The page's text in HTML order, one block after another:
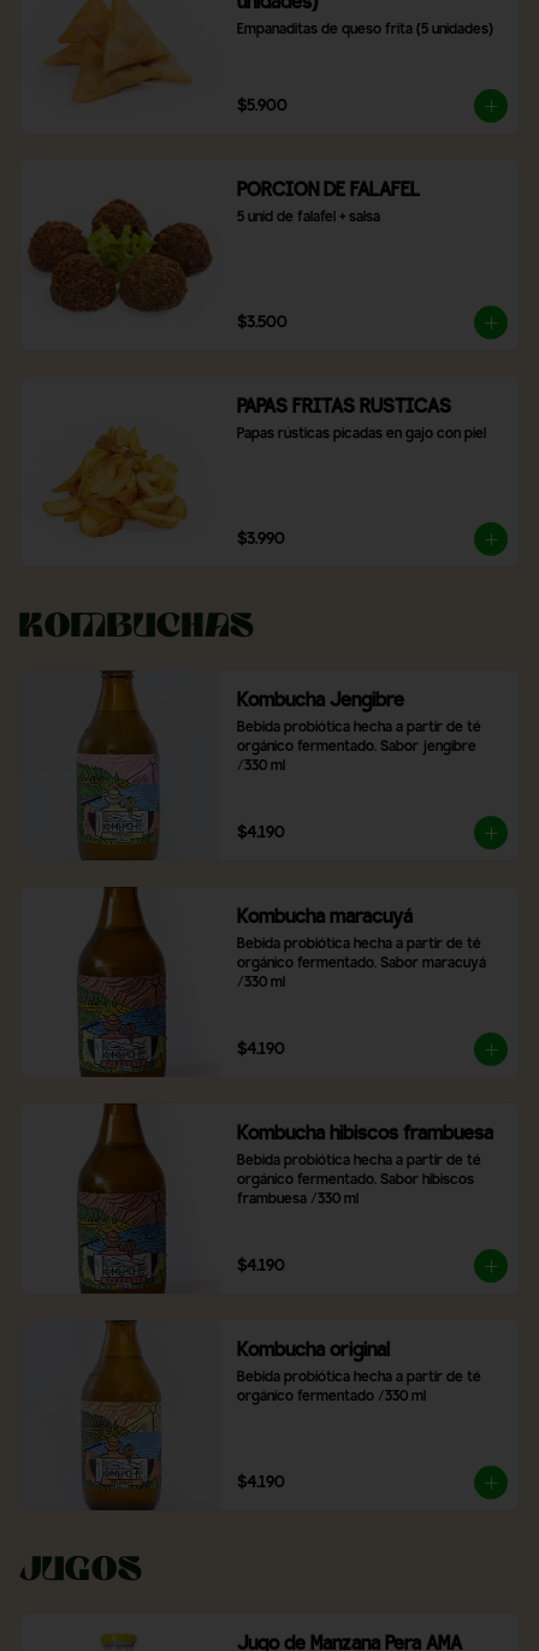
Empanaditas de queso frita (5 unidades)
$5.900
PORCION DE FALAFEL
5 unid de falafel + salsa
$3.500
PAPAS FRITAS RUSTICAS
Papas rústicas picadas en gajo con piel
$3.990
Kombuchas
Kombucha Jengibre
Bebida probiótica hecha a partir de té
orgánico fermentado. Sabor jengibre
/330 ml
$4.190
Kombucha maracuyá
Bebida probiótica hecha a partir de té
orgánico fermentado. Sabor maracuyá
/330 ml
$4.190
Kombucha hibiscos frambuesa
Bebida probiótica hecha a partir de té
orgánico fermentado. Sabor hibiscos
frambuesa /330 ml
$4.190
Kombucha original
Bebida probiótica hecha a partir de té
orgánico fermentado /330 ml
$4.190
Jugos
Jugo de Manzana Pera AMA